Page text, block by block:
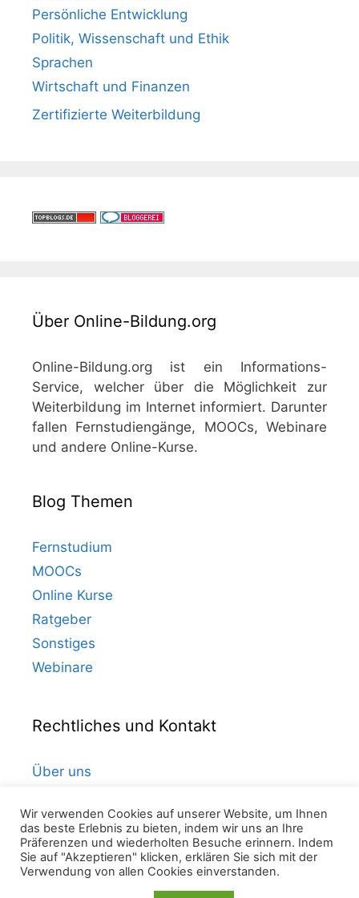
Persönliche Entwicklung
Politik, Wissenschaft und Ethik
Sprachen
Wirtschaft und Finanzen
Zertifizierte Weiterbildung
Über Online-Bildung.org
Online-Bildung.org ist ein Informations-
Service, welcher über die Möglichkeit zur
Weiterbildung im Internet informiert. Darunter
fallen Fernstudiengänge, MOOCs, Webinare
und andere Online-Kurse.
Blog Themen
Fernstudium
MOOCs
Online Kurse
Ratgeber
Sonstiges
Webinare
Rechtliches und Kontakt
Über uns
Datenschutz
Impressum
Wir verwenden Cookies auf unserer Website, um Ihnen
das beste Erlebnis zu bieten, indem wir uns an Ihre
Präferenzen und wiederholten Besuche erinnern. Indem
Sie auf "Akzeptieren" klicken, erklären Sie sich mit der
Verwendung von allen Cookies einverstanden.